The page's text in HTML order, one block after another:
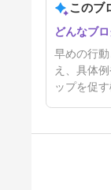
アメブロの
を買ってみ
5ヶ月前
このブ
早めの行
え、具体
ップを促す